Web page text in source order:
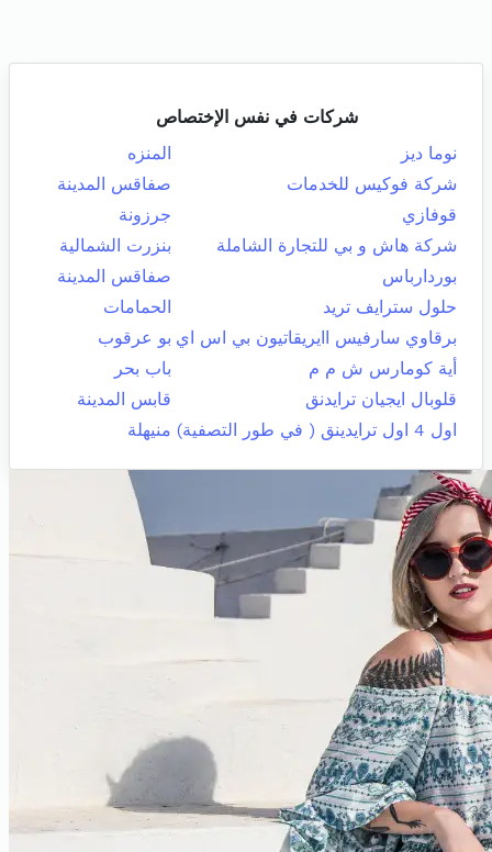
شركات في نفس الإختصاص
نوما ديز
المنزه
شركة فوكيس للخدمات
صفاقس المدينة
قوفازي
جرزونة
شركة هاش و بي للتجارة الشاملة
بنزرت الشمالية
بوردارباس
صفاقس المدينة
حلول سترايف تريد
الحمامات
برقاوي سارفيس اايريقاتيون بي اس اي بو عرقوب
أية كومارس ش م م
باب بحر
قلوبال ايجيان ترايدنق
قابس المدينة
اول 4 اول ترايدينق ( في طور التصفية)
منيهلة